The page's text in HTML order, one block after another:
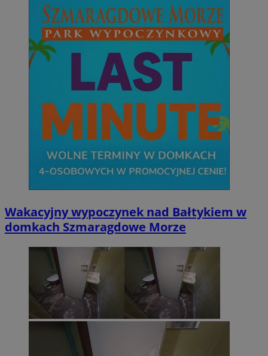
Wakacyjny wypoczynek nad Bałtykiem w
domkach Szmaragdowe Morze